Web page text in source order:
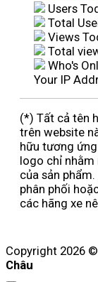
Users
Total
Views
Total
Who's
Your IP
(*) Tất cả tên
trên website
hữu tương
logo chỉ
của sản
phân phối
các hãng xe
Copyright 2026 ©
Châu